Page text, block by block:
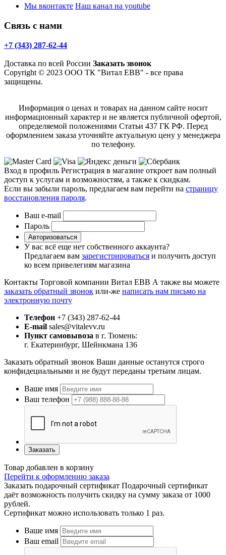
Мы вконтакте Наш канал на youtube
Связь с нами
+7 (343) 287-62-44
Доставка по всей России Заказать звонок
Copyright © 2023 ООО ТК "Витал ЕВВ" - все права
защищены.
Информация о ценах и товарах на данном сайте носит
информационный характер и не является публичной офертой,
определяемой положениями Статьи 437 ГК РФ. Перед
оформлением заказа уточняйте актуальную цену у менеджера
по телефону.
Вход в профиль Регистрация в магазине откроет вам полный
доступ к услугам и возможностям, а также к скидкам.
Если вы забыли пароль, предлагаем вам перейти на страницу
восстановления пароля.
Ваш e-mail
Пароль
Авторизоваться
У вас всё еще нет собственного аккаунта?
Предлагаем вам зарегистрироваться и получить доступ
ко всем привелегиям магазина
Контакты Торговой компании Витал ЕВВ А также вы можете
заказать обратный звонок или-же написать нам письмо на
электронную почту
Телефон +7 (343) 287-62-44
E-mail sales@vitalevv.ru
Пункт самовывоза в г. Тюмень:
г. Екатеринбург, Шейнкмана 136
Заказать обратный звонок Ваши данные останутся строго
конфидециальными и не будут переданы третьим лицам.
Ваше имя
Ваш телефон
Заказать
Товар добавлен в корзину
Перейти к оформлению заказа
Заказать подарочный сертификат Подарочный сертификат
даёт возможность получить скидку на сумму заказа от 1000
рублей.
Сертификат можно использовать только 1 раз.
Ваше имя
Ваш email